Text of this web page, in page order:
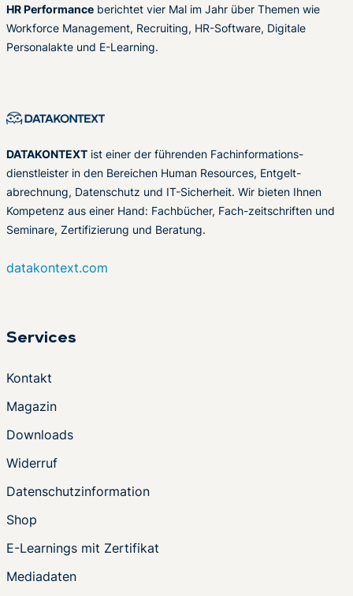
HR Performance berichtet vier Mal im Jahr über Themen wie
Workforce Management, Recruiting, HR-Software, Digitale
Personalakte und E-Learning.
DATAKONTEXT ist einer der führenden Fachinformations-
dienstleister in den Bereichen Human Resources, Entgelt-
abrechnung, Datenschutz und IT-Sicherheit. Wir bieten Ihnen
Kompetenz aus einer Hand: Fachbücher, Fach-zeitschriften und
Seminare, Zertifizierung und Beratung.
datakontext.com
Services
Kontakt
Magazin
Downloads
Widerruf
Datenschutzinformation
Shop
E-Learnings mit Zertifikat
Mediadaten